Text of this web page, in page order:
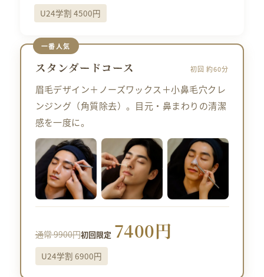
U24学割 4500円
一番人気
スタンダードコース 初回 約60分
眉毛デザイン＋ノーズワックス＋小鼻毛穴クレ
ンジング（角質除去）。目元・鼻まわりの清潔
感を一度に。
通常 9900円初回限定 7400円
U24学割 6900円